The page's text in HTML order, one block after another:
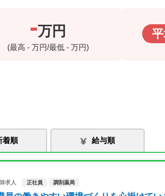
-万円
(最高 - 万円/最低 - 万円)
着順 給与順
求人
正社員 調剤薬局